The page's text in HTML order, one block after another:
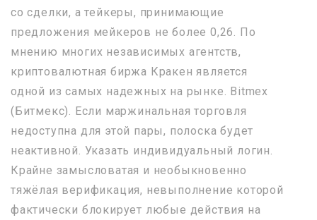
со сделки, а тейкеры, принимающие
предложения мейкеров не более 0,26. По
мнению многих независимых агентств,
криптовалютная биржа Кракен является
одной из самых надежных на рынке. Bitmex
(Битмекс). Если маржинальная торговля
недоступна для этой пары, полоска будет
неактивной. Указать индивидуальный логин.
Крайне замысловатая и необыкновенно
тяжёлая верификация, невыполнение которой
фактически блокирует любые действия на